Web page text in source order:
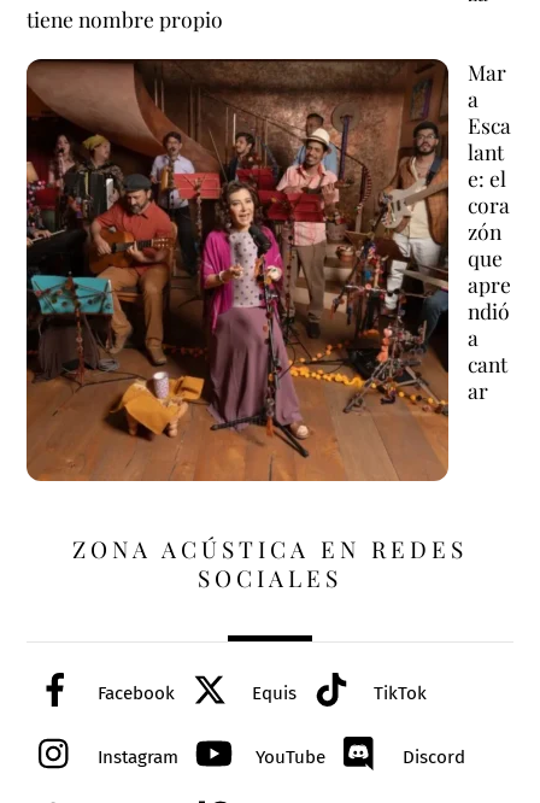
tiene nombre propio
Mar
a
Esca
lant
e: el
cora
zón
que
apre
ndió
a
cant
ar
ZONA ACÚSTICA EN REDES
SOCIALES
Facebook Equis TikTok
Instagram YouTube Discord